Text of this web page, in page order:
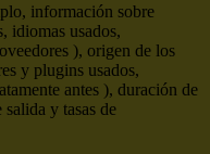
información sobre
idiomas usados,
), origen de los
y plugins usados,
antes ), duración de
y tasas de